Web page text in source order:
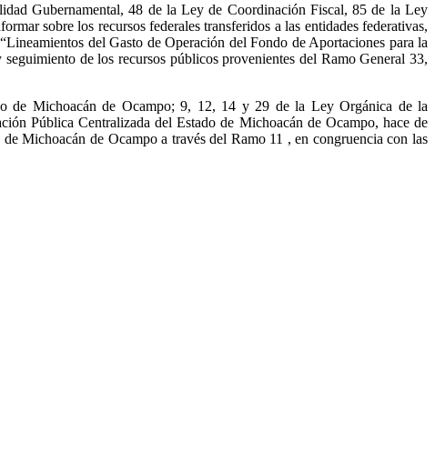
Gubernamental, 48 de la Ley de Coordinación Fiscal, 85 de la Ley
sobre los recursos federales transferidos a las entidades federativas,
del Gasto de Operación del Fondo de Aportaciones para la
de los recursos públicos provenientes del Ramo General 33,
de Michoacán de Ocampo; 9, 12, 14 y 29 de la Ley Orgánica de la
Pública Centralizada del Estado de Michoacán de Ocampo, hace de
Michoacán de Ocampo a través del Ramo 11 , en congruencia con las